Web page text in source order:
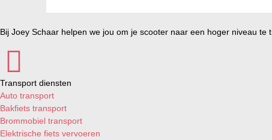
Bij Joey Schaar helpen we jou om je scooter naar een hoger niveau
Transport diensten
Auto transport
Bakfiets transport
Brommobiel transport
Elektrische fiets vervoeren